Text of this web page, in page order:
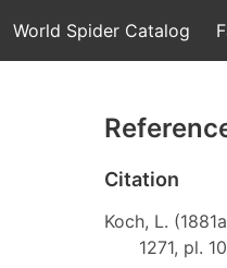
World Spider Catalog
Citation
Koch, L.
1271, pl.